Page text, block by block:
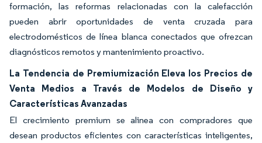
formación, las reformas relacionadas con la calefacción
pueden abrir oportunidades de venta cruzada para
electrodomésticos de línea blanca conectados que ofrezcan
diagnósticos remotos y mantenimiento proactivo.
La Tendencia de Premiumización Eleva los Precios de
Venta Medios a Través de Modelos de Diseño y
Características Avanzadas
El crecimiento premium se alinea con compradores que
desean productos eficientes con características inteligentes,